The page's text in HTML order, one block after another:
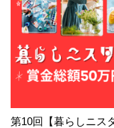
第10回【暮らしニス